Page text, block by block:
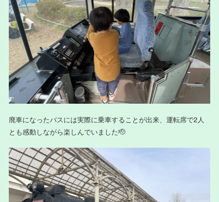
廃車になったバスには実際に乗車することが出来、運転席で2人
とも感動しながら楽しんでいました🫡